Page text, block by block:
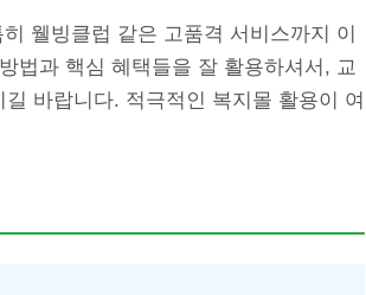
웰빙클럽 같은 고품격 서비스까지 이
법과 핵심 혜택들을 잘 활용하셔서, 교
바랍니다. 적극적인 복지몰 활용이 여